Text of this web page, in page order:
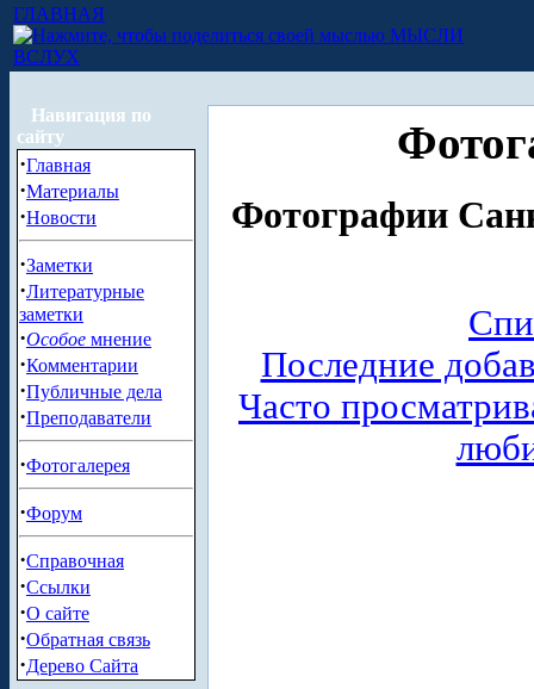
ГЛАВНАЯ
МЫСЛИ
ВСЛУХ
Навигация по
сайту
·Главная
·Материалы
·Новости
·Заметки
·Литературные
заметки
·Особое мнение
·Комментарии
·Публичные дела
·Преподаватели
·Фотогалерея
·Форум
·Справочная
·Ссылки
·О сайте
·Обратная связь
·Дерево Сайта
Фотографии
Последние
Часто